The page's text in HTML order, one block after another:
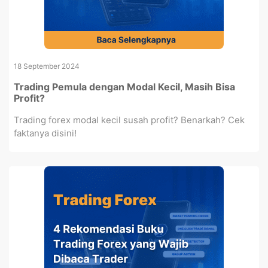
18 September 2024
Trading Pemula dengan Modal Kecil, Masih Bisa
Profit?
Trading forex modal kecil susah profit? Benarkah? Cek
faktanya disini!